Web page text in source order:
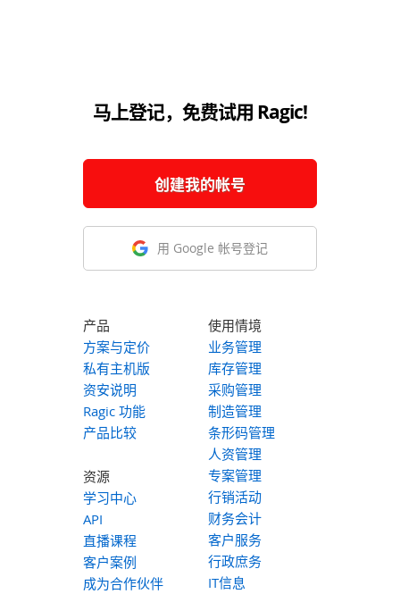
马上登记，免费试用 Ragic!
创建我的帐号
用 Google 帐号登记
产品
方案与定价
私有主机版
资安说明
Ragic 功能
产品比较
资源
学习中心
API
直播课程
客户案例
成为合作伙伴
使用情境
业务管理
库存管理
采购管理
制造管理
条形码管理
人资管理
专案管理
行销活动
财务会计
客户服务
行政庶务
IT信息